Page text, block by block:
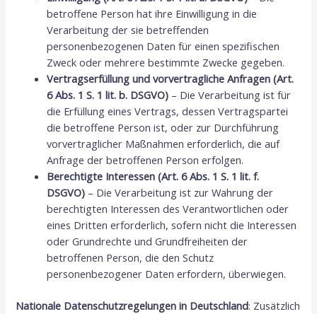
betroffene Person hat ihre Einwilligung in die
Verarbeitung der sie betreffenden
personenbezogenen Daten für einen spezifischen
Zweck oder mehrere bestimmte Zwecke gegeben.
Vertragserfüllung und vorvertragliche Anfragen (Art.
6 Abs. 1 S. 1 lit. b. DSGVO) – Die Verarbeitung ist für
die Erfüllung eines Vertrags, dessen Vertragspartei
die betroffene Person ist, oder zur Durchführung
vorvertraglicher Maßnahmen erforderlich, die auf
Anfrage der betroffenen Person erfolgen.
Berechtigte Interessen (Art. 6 Abs. 1 S. 1 lit. f.
DSGVO) – Die Verarbeitung ist zur Wahrung der
berechtigten Interessen des Verantwortlichen oder
eines Dritten erforderlich, sofern nicht die Interessen
oder Grundrechte und Grundfreiheiten der
betroffenen Person, die den Schutz
personenbezogener Daten erfordern, überwiegen.
Nationale Datenschutzregelungen in Deutschland: Zusätzlich